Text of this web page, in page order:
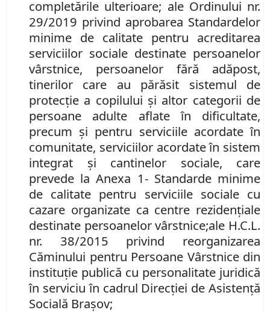
completările ulterioare; ale Ordinului nr.
29/2019 privind aprobarea Standardelor
minime de calitate pentru acreditarea
serviciilor sociale destinate persoanelor
vârstnice, persoanelor fără adăpost,
tinerilor care au părăsit sistemul de
protecţie a copilului şi altor categorii de
persoane adulte aflate în dificultate,
precum şi pentru serviciile acordate în
comunitate, serviciilor acordate în sistem
integrat şi cantinelor sociale, care
prevede la Anexa 1- Standarde minime
de calitate pentru serviciile sociale cu
cazare organizate ca centre rezidenţiale
destinate persoanelor vârstnice;ale H.C.L.
nr. 38/2015 privind reorganizarea
Căminului pentru Persoane Vârstnice din
instituție publică cu personalitate juridică
în serviciu în cadrul Direcției de Asistență
Socială Brașov;